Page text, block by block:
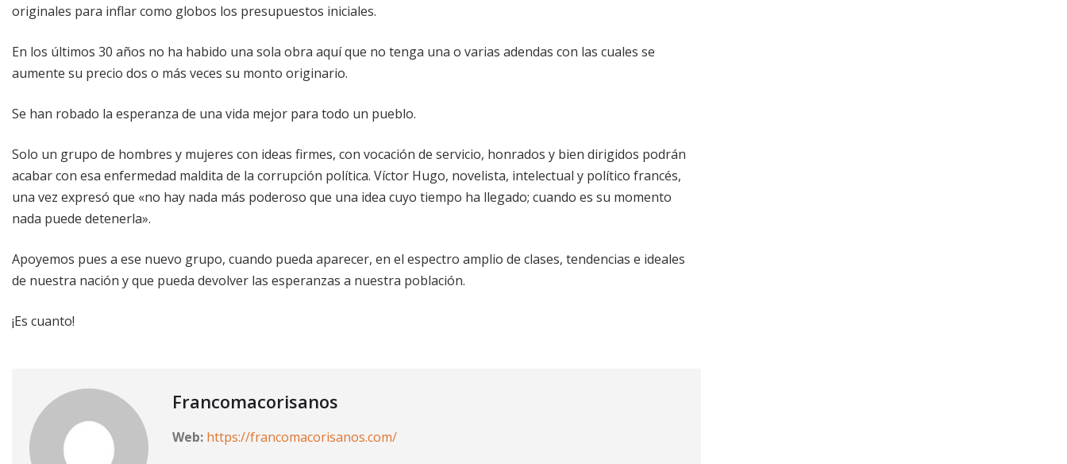
originales para inflar como globos los presupuestos iniciales.
En los últimos 30 años no ha habido una sola obra aquí que no tenga una o varias adendas con las cuales se
aumente su precio dos o más veces su monto originario.
Se han robado la esperanza de una vida mejor para todo un pueblo.
Solo un grupo de hombres y mujeres con ideas firmes, con vocación de servicio, honrados y bien dirigidos podrán
acabar con esa enfermedad maldita de la corrupción política. Víctor Hugo, novelista, intelectual y político francés,
una vez expresó que «no hay nada más poderoso que una idea cuyo tiempo ha llegado; cuando es su momento
nada puede detenerla».
Apoyemos pues a ese nuevo grupo, cuando pueda aparecer, en el espectro amplio de clases, tendencias e ideales
de nuestra nación y que pueda devolver las esperanzas a nuestra población.
¡Es cuanto!
Francomacorisanos
Web: https://francomacorisanos.com/